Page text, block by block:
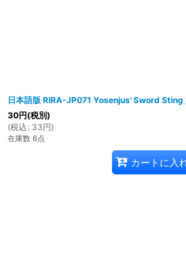
日本語版 RIRA-JP071 Yosenjus' Sword Sting
30円(税別)
(税込 : 33円)
在庫数 6点
カートに入